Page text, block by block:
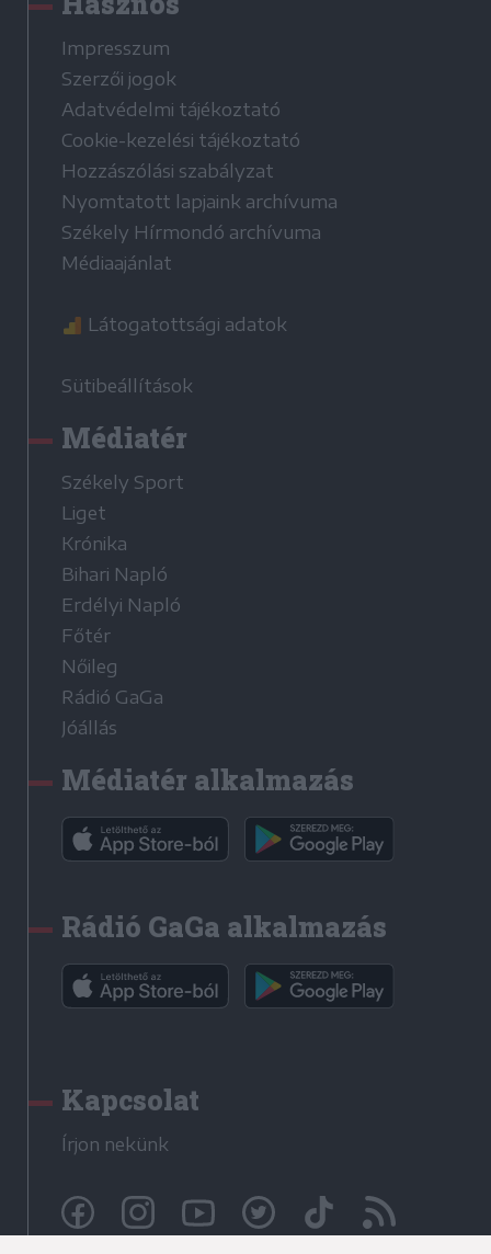
Impresszum
Szerzői jogok
Adatvédelmi tájékoztató
Cookie-kezelési tájékoztató
Hozzászólási szabályzat
Nyomtatott lapjaink archívuma
Székely Hírmondó archívuma
Médiaajánlat
Látogatottsági adatok
Sütibeállítások
Médiatér
Székely Sport
Liget
Krónika
Bihari Napló
Erdélyi Napló
Főtér
Nőileg
Rádió GaGa
Jóállás
Médiatér alkalmazás
Rádió GaGa alkalmazás
Kapcsolat
Írjon nekünk